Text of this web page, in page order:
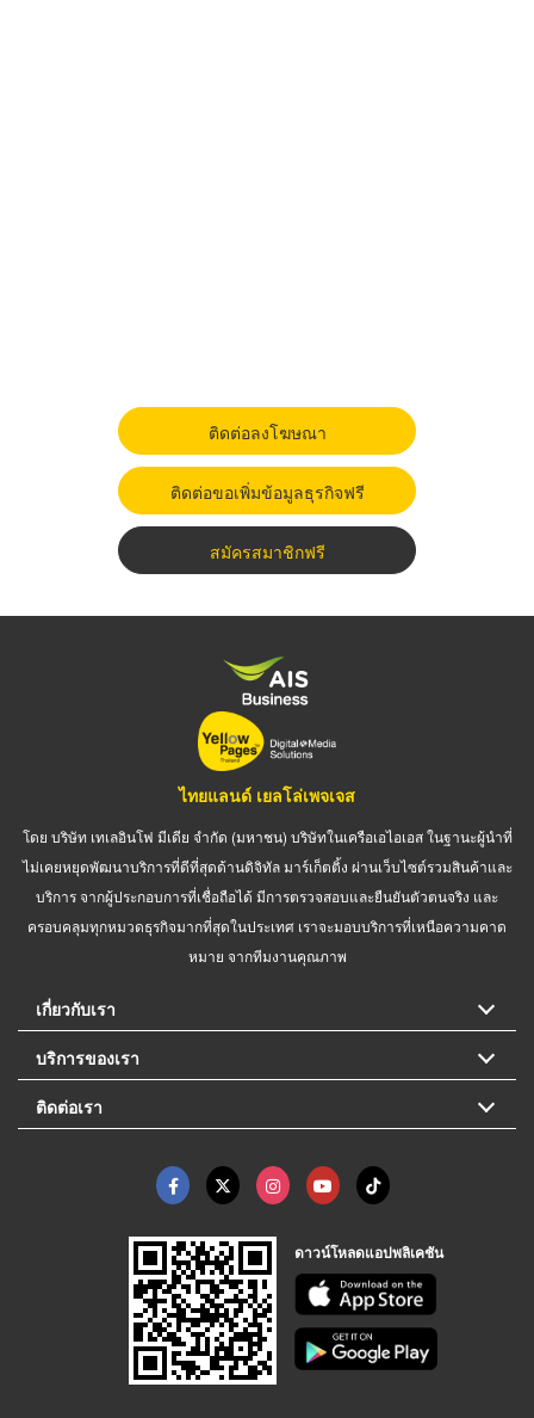
ติดต่อลงโฆษณา
ติดต่อขอเพิ่มข้อมูลธุรกิจฟรี
สมัครสมาชิกฟรี
ไทยแลนด์ เยลโล่เพจเจส
โดย บริษัท เทเลอินโฟ มีเดีย จำกัด (มหาชน) บริษัทในเครือเอไอเอส ในฐานะผู้นำที่
ไม่เคยหยุดพัฒนาบริการที่ดีที่สุดด้านดิจิทัล มาร์เก็ตติ้ง ผ่านเว็บไซต์รวมสินค้าและ
บริการ จากผู้ประกอบการที่เชื่อถือได้ มีการตรวจสอบและยืนยันตัวตนจริง และ
ครอบคลุมทุกหมวดธุรกิจมากที่สุดในประเทศ เราจะมอบบริการที่เหนือความคาด
หมาย จากทีมงานคุณภาพ
เกี่ยวกับเรา
บริการของเรา
ติดต่อเรา
ดาวน์โหลดแอปพลิเคชัน